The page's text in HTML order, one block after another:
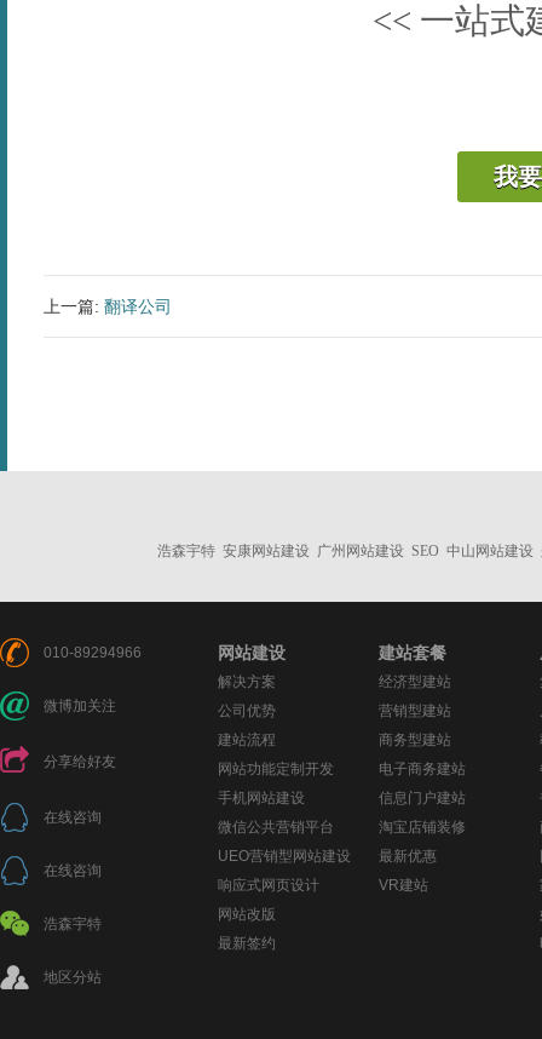
<< 一站式
我
上一篇: 翻译公司
浩森宇特 安康网站建设 广州网站建设 SEO 中山网站建设
010-89294966
微博加关注
分享给好友
在线咨询
在线咨询
浩森宇特
地区分站
网站建设
解决方案
公司优势
建站流程
网站功能定制开发
手机网站建设
微信公共营销平台
UEO营销型网站建设
响应式网页设计
网站改版
最新签约
建站套餐
经济型建站
营销型建站
商务型建站
电子商务建站
信息门户建站
淘宝店铺装修
最新优惠
VR建站